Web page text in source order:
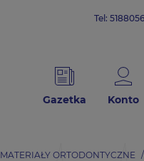
Tel:
Gazetka Konto
MATERIAŁY ORTODONTYCZNE